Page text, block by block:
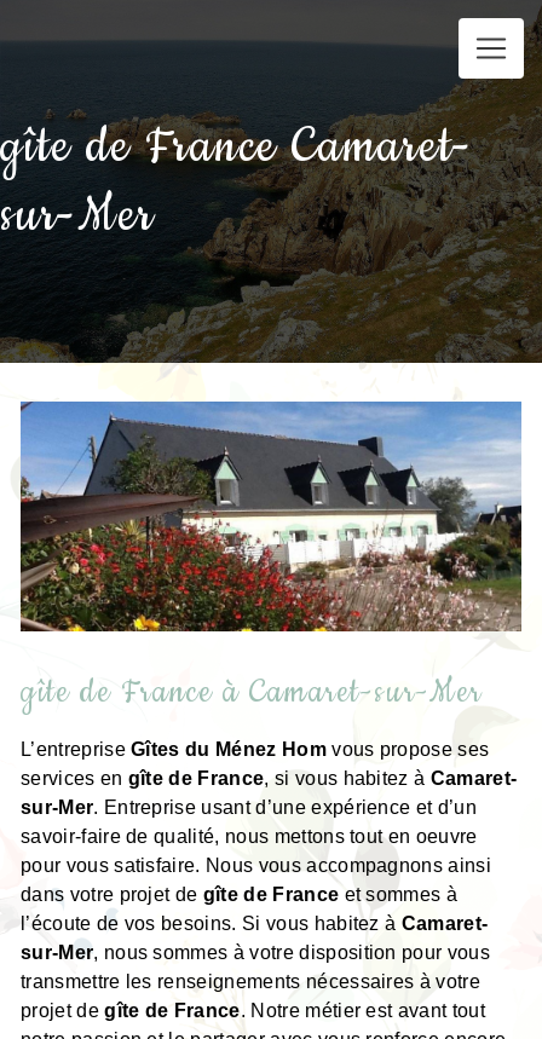
gîte de France Camaret-
sur-Mer
gîte de France à Camaret-sur-Mer
L’entrepriseGîtes du Ménez Homvous propose ses
services en gîte de France, si vous habitez à Camaret-
sur-Mer. Entreprise usant d’une expérience et d’un
savoir-faire de qualité, nous mettons tout en oeuvre
pour vous satisfaire. Nous vous accompagnons ainsi
dans votre projet de gîte de France et sommes à
l’écoute de vos besoins. Si vous habitez à Camaret-
sur-Mer, nous sommes à votre disposition pour vous
transmettre les renseignements nécessaires à votre
projet degîte de France. Notre métier est avant tout